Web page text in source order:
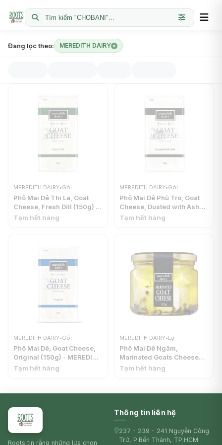
Tìm kiếm "CHOBANI"...
Đang lọc theo: MEREDITH DAIRY
MEREDITH DAIRY•Gói
Phô Mai Dê Thì Là, Goat
Cheese, Fresh Dill (150g) -
MEREDITH DAIRY
Tạm hết hàng
MEREDITH DAIRY•Gói
Phô Mai Dê Phủ Tro, Goat
Cheese, Dusted with Ash
(150g) - MEREDITH DAIRY
Tạm hết hàng
MEREDITH DAIRY•Gói
Phô Mai Dê, Goat Cheese,
Original (150g) - MEREDITH
DAIRY
Tạm hết hàng
MEREDITH DAIRY•Lọ
Phô Mai Dê Ngâm,
Marinated Goats Cheese
(320g) - MEREDITH DAIRY
Tạm hết hàng
Roots tin rằng những lựa chọn
Thông tin liên hệ
237 - 239 - 241 Nguyễn Công
Trứ, P.Bến Thành, TP.HCM